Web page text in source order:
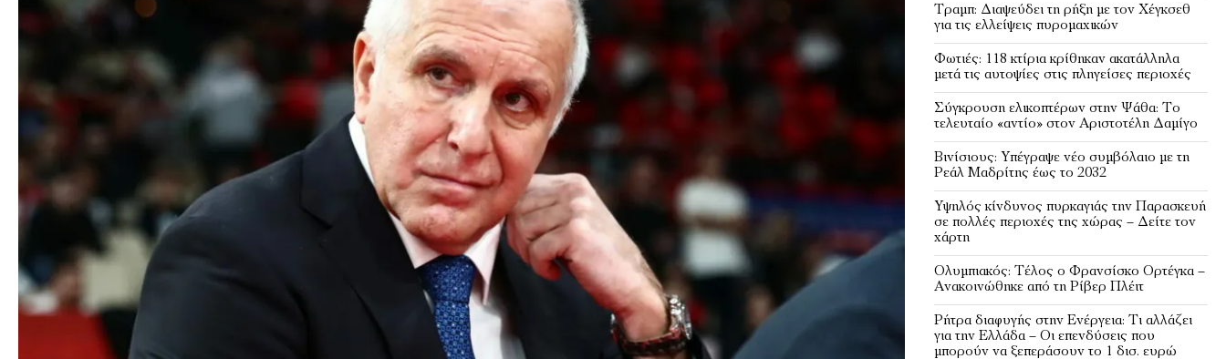
Τραμπ: Διαψεύδει τη ρήξη με τον Χέγκσεθ
για τις ελλείψεις πυρομαχικών
Φωτιές: 118 κτίρια κρίθηκαν ακατάλληλα
μετά τις αυτοψίες στις πληγείσες περιοχές
Σύγκρουση ελικοπτέρων στην Ψάθα: Tο
τελευταίο «αντίο» στον Αριστοτέλη Δαμίγο
Βινίσιους: Υπέγραψε νέο συμβόλαιο με τη
Ρεάλ Μαδρίτης έως το 2032
Υψηλός κίνδυνος πυρκαγιάς την Παρασκευή
σε πολλές περιοχές της χώρας – Δείτε τον
χάρτη
Ολυμπιακός: Τέλος ο Φρανσίσκο Ορτέγκα –
Ανακοινώθηκε από τη Ρίβερ Πλέιτ
Ρήτρα διαφυγής στην Ενέργεια: Τι αλλάζει
για την Ελλάδα – Οι επενδύσεις που
μπορούν να ξεπεράσουν το 1 δισ. ευρώ